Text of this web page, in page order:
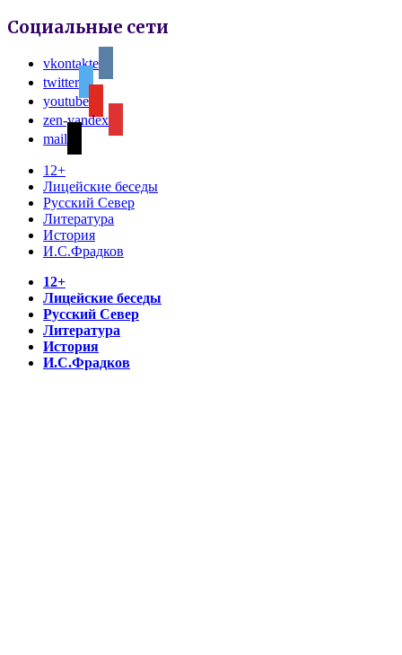
Социальные сети
vkontakte
twitter
youtube
zen-yandex
mail
12+
Лицейские беседы
Русский Север
Литература
История
И.С.Фрадков
12+
Лицейские беседы
Русский Север
Литература
История
И.С.Фрадков